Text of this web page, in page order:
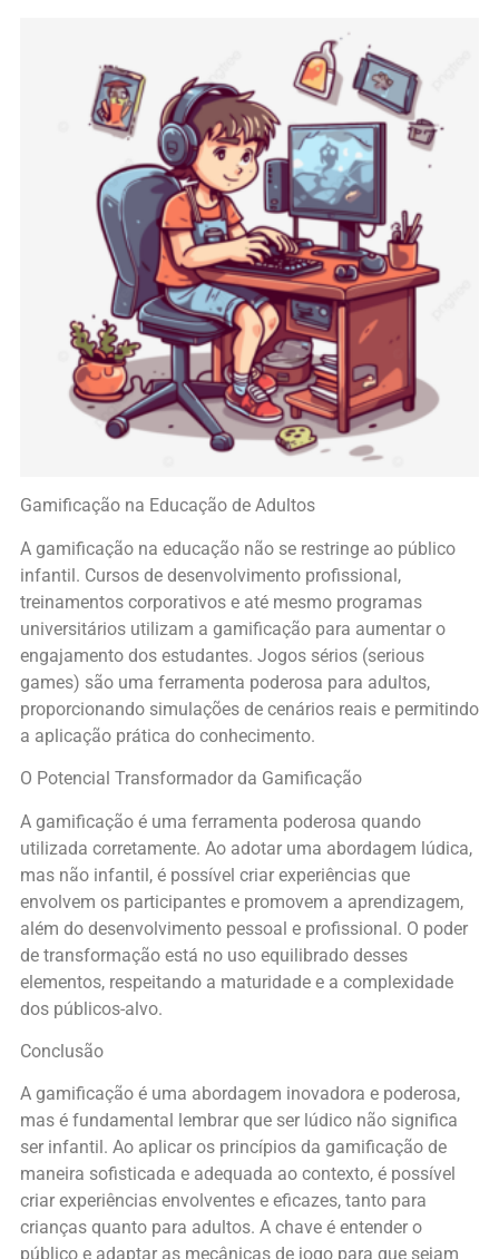
Gamificação na Educação de Adultos
A gamificação na educação não se restringe ao público
infantil. Cursos de desenvolvimento profissional,
treinamentos corporativos e até mesmo programas
universitários utilizam a gamificação para aumentar o
engajamento dos estudantes. Jogos sérios (serious
games) são uma ferramenta poderosa para adultos,
proporcionando simulações de cenários reais e permitindo
a aplicação prática do conhecimento.
O Potencial Transformador da Gamificação
A gamificação é uma ferramenta poderosa quando
utilizada corretamente. Ao adotar uma abordagem lúdica,
mas não infantil, é possível criar experiências que
envolvem os participantes e promovem a aprendizagem,
além do desenvolvimento pessoal e profissional. O poder
de transformação está no uso equilibrado desses
elementos, respeitando a maturidade e a complexidade
dos públicos-alvo.
Conclusão
A gamificação é uma abordagem inovadora e poderosa,
mas é fundamental lembrar que ser lúdico não significa
ser infantil. Ao aplicar os princípios da gamificação de
maneira sofisticada e adequada ao contexto, é possível
criar experiências envolventes e eficazes, tanto para
crianças quanto para adultos. A chave é entender o
público e adaptar as mecânicas de jogo para que sejam